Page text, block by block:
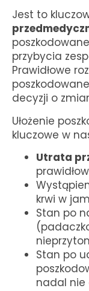
Jest to
przybycia
Prawidłowe
decyzji o
Ułożenie
kluczowe w
Utrata
krwi w
Stan po
Stan po
nadal nie